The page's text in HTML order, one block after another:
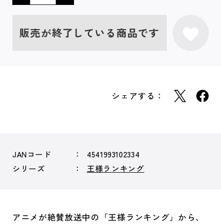
販売が終了している商品です
シェアする：
JANコード
4541993102334
シリーズ
王様ランキング
アニメが絶賛放送中の「王様ランキング」から、